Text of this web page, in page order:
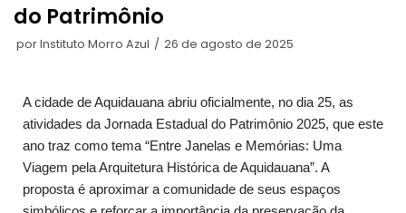
do Patrimônio
porInstituto Morro Azul 26 de agosto de 2025
A cidade de Aquidauana abriu oficialmente, no dia 25, as
atividades da Jornada Estadual do Patrimônio 2025, que este
ano traz como tema “Entre Janelas e Memórias: Uma
Viagem pela Arquitetura Histórica de Aquidauana”. A
proposta é aproximar a comunidade de seus espaços